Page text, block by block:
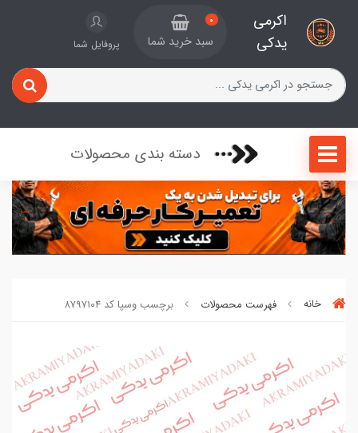
اکرمی
یدکی
0
سبد خرید شما پروفایل شما
دسته بندی محصولات
خانه فهرست محصولات برچسب وسپا کد ۸۷۹۷۱۰۴